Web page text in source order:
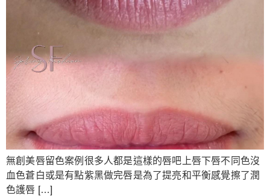
無創美唇留色案例很多人都是這樣的唇吧上唇下唇不同色沒
血色蒼白或是有點紫黑做完唇是為了提亮和平衡感覺擦了潤
色護唇 […]